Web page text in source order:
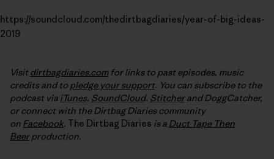
https://soundcloud.com/thedirtbagdiaries/year-of-big-ideas-
2019
Visitdirtbagdiaries.comfor links to past episodes, music
credits and to pledge your support. You can subscribe to the
podcast via iTunes, SoundCloud, Stitcherand DoggCatcher,
or connect with the Dirtbag Diaries community
on Facebook. The Dirtbag Diaries is a Duct Tape Then
Beerproduction.